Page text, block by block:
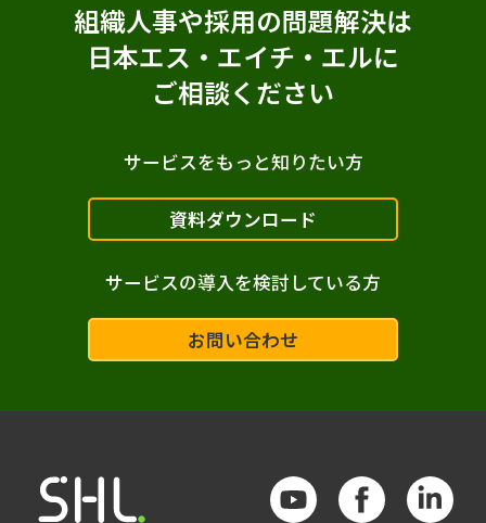
組織人事や採用の問題解決は
日本エス・エイチ・エルに
ご相談ください
サービスをもっと知りたい方
資料ダウンロード
サービスの導入を検討している方
お問い合わせ